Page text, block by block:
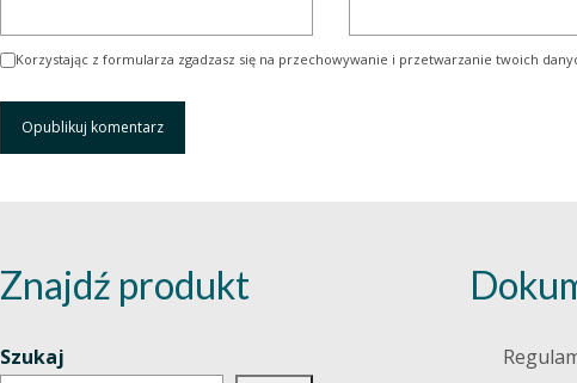
Korzystając z formularza zgadzasz się na przechowywanie i przetwarzanie twoich
Znajdź produkt
Szukaj